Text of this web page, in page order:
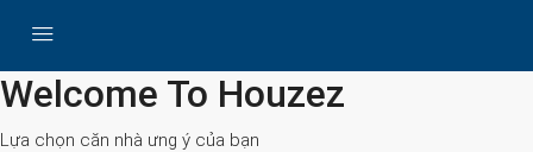
Welcome To Houzez
Lựa chọn căn nhà ưng ý của bạn